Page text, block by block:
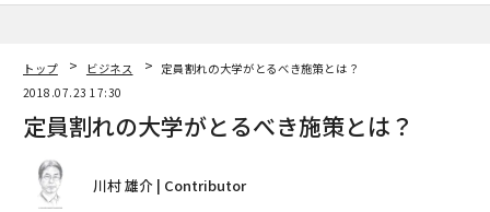
トップ ビジネス
定員割れの大学がとるべき施策とは？
2018.07.23 17:30
定員割れの大学がとるべき施策とは？
川村 雄介 | Contributor